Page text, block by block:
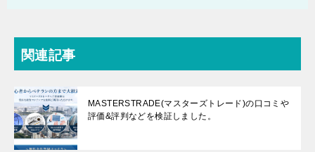
関連記事
MASTERSTRADE(マスターズトレード)の口コミや
評価&評判などを検証しました。